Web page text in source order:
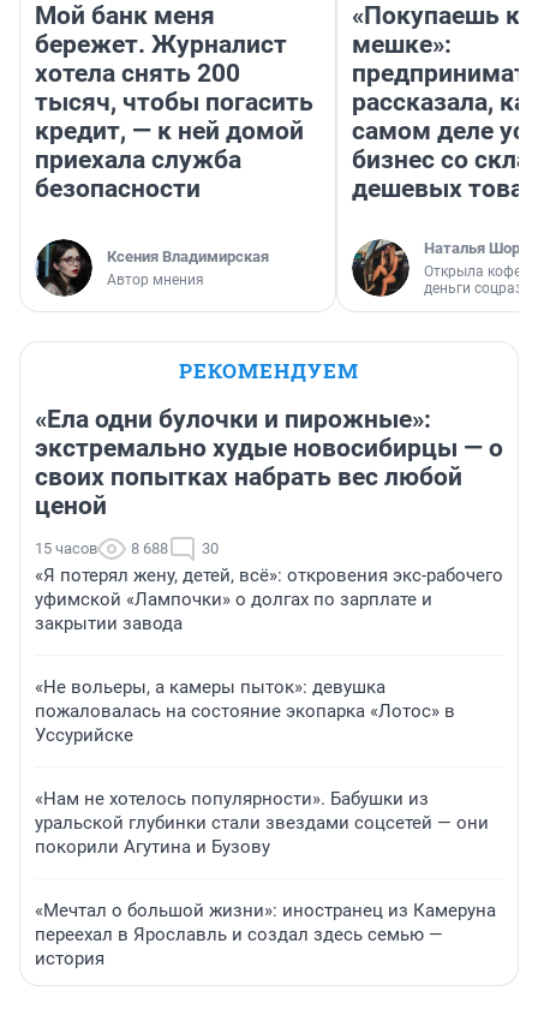
Мой банк меня
бережет. Журналист
хотела снять 200
тысяч, чтобы погасить
кредит, — к ней домой
приехала служба
безопасности
Ксения Владимирская
Автор мнения
«Покупаешь
мешке»:
рассказала,
самом деле
бизнес со
дешевых
Наталья
Открыла
деньги
РЕКОМЕНДУЕМ
«Ела одни булочки и пирожные»:
экстремально худые новосибирцы — о
своих попытках набрать вес любой
ценой
15 часов 8 688 30
«Я потерял жену, детей, всё»: откровения экс-рабочего
уфимской «Лампочки» о долгах по зарплате и
закрытии завода
«Не вольеры, а камеры пыток»: девушка
пожаловалась на состояние экопарка «Лотос» в
Уссурийске
«Нам не хотелось популярности». Бабушки из
уральской глубинки стали звездами соцсетей — они
покорили Агутина и Бузову
«Мечтал о большой жизни»: иностранец из Камеруна
переехал в Ярославль и создал здесь семью —
история